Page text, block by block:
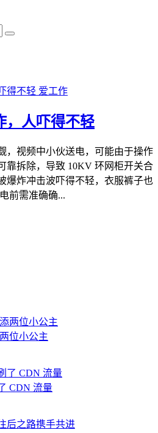
爱工作
，人吓得不轻
，视频中小伙送电，可能由于操作
靠拆除，导致 10KV 环网柜开关合
爆炸冲击波吓得不轻，衣服裤子也
前需准确确...
位小公主
CDN 流量